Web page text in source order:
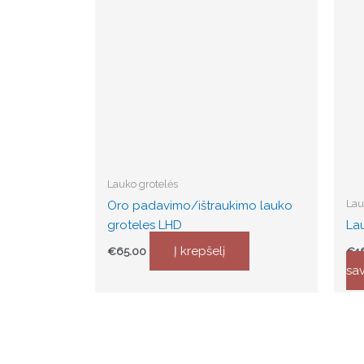
Lauko grotelės
Oro padavimo/ištraukimo lauko
groteles LHD
€65.00 Į krepšelį €